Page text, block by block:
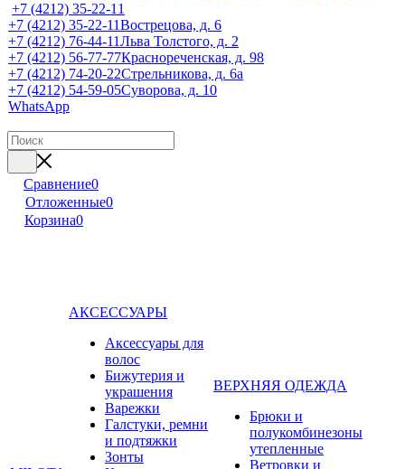
+7 (4212) 35-22-11
+7 (4212) 35-22-11Вострецова, д. 6
+7 (4212) 76-44-11Льва Толстого, д. 2
+7 (4212) 56-77-77Краснореченская, д. 98
+7 (4212) 74-20-22Стрельникова, д. 6а
+7 (4212) 54-59-05Суворова, д. 10
WhatsApp
Сравнение0
Отложенные0
Корзина0
АКСЕССУАРЫ
Аксессуары для
волос
Бижутерия и
украшения
Варежки
Галстуки, ремни
и подтяжки
Зонты
ВЕРХНЯЯ ОДЕЖДА
Брюки и
полукомбинезоны
утепленные
Ветровки и